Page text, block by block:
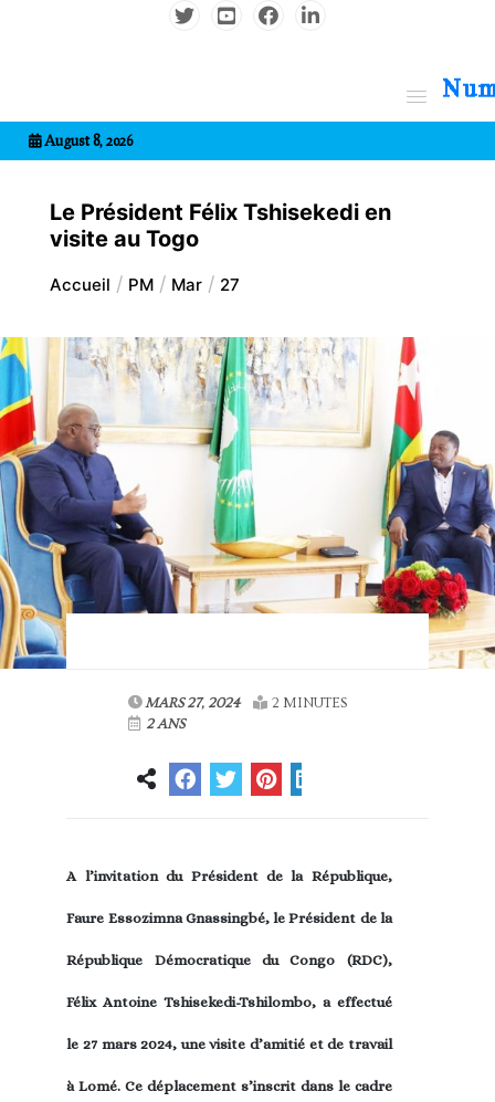
August 8, 2026
Le Président Félix Tshisekedi en
visite au Togo
Accueil PM Mar 27
MARS 27, 2024
2 MINUTES
2 ANS
A l’invitation du Président de la République,
Faure Essozimna Gnassingbé, le Président de la
République Démocratique du Congo (RDC),
Félix Antoine Tshisekedi-Tshilombo, a effectué
le 27 mars 2024, une visite d’amitié et de travail
à Lomé. Ce déplacement s’inscrit dans le cadre